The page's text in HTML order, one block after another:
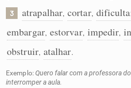
3 atrapalhar, cortar,
embargar, estorvar, impedir,
obstruir, atalhar.
Exemplo:Quero falar com a professora
interromper a aula.